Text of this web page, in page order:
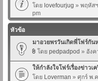
โดย lovefourjug » พฤหัส
pm
หัวข้อ
มาอวยพรวันเกิดพี่โฟร์กัน
โดย pedpadpod » อังค
ให้กำลังใจโฟร์เรื่องข่าวเ
โดย Loverman » ศุกร์ พ.